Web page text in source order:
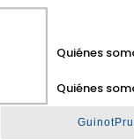
Quiénes
Quiénes